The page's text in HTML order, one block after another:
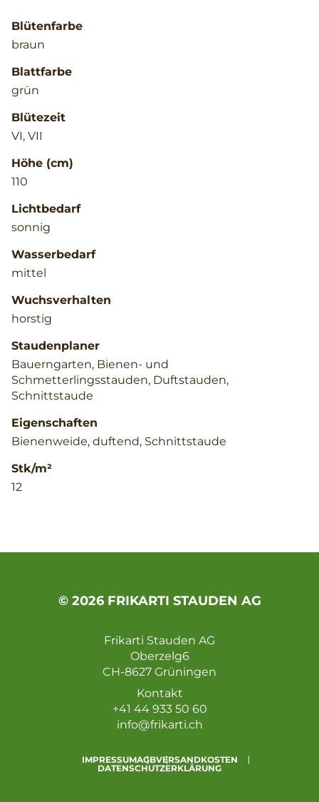
Blütenfarbe
braun
Blattfarbe
grün
Blütezeit
VI, VII
Höhe (cm)
110
Lichtbedarf
sonnig
Wasserbedarf
mittel
Wuchsverhalten
horstig
Staudenplaner
Bauerngarten, Bienen- und
Schmetterlingsstauden, Duftstauden,
Schnittstaude
Eigenschaften
Bienenweide, duftend, Schnittstaude
Stk/m²
12
© 2026 FRIKARTI STAUDEN AG
Frikarti Stauden AG
Oberzelg6
CH-8627 Grüningen
Kontakt
+41 44 933 50 60
info@frikarti.ch
IMPRESSUMAGBVERSANDKOSTEN
DATENSCHUTZERKLÄRUNG